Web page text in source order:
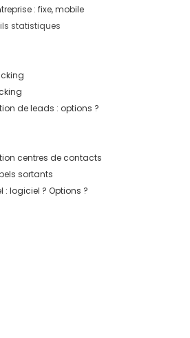
: fixe, mobile
statistiques
de leads : options ?
centres de contacts
sortants
: logiciel ? Options ?